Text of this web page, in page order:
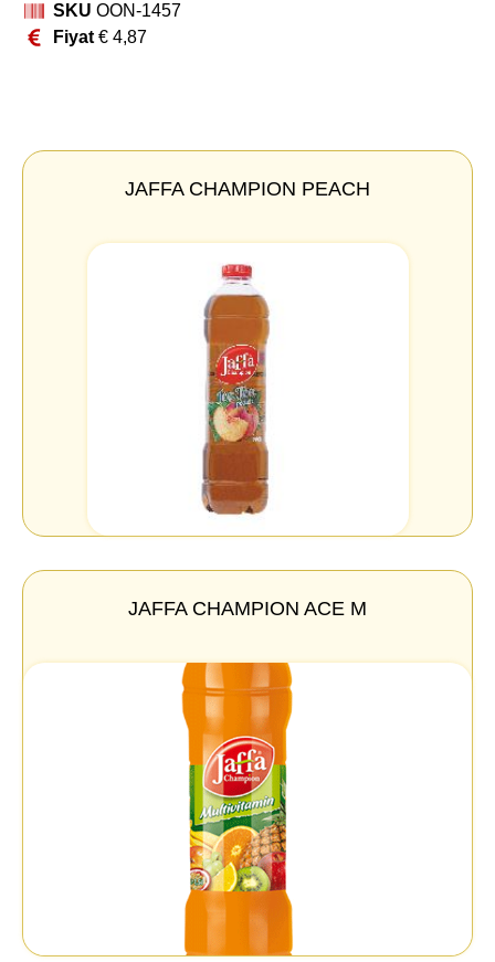
SKU OON-1457
Fiyat €4,87
JAFFA CHAMPION PEACH
JAFFA CHAMPION ACE M